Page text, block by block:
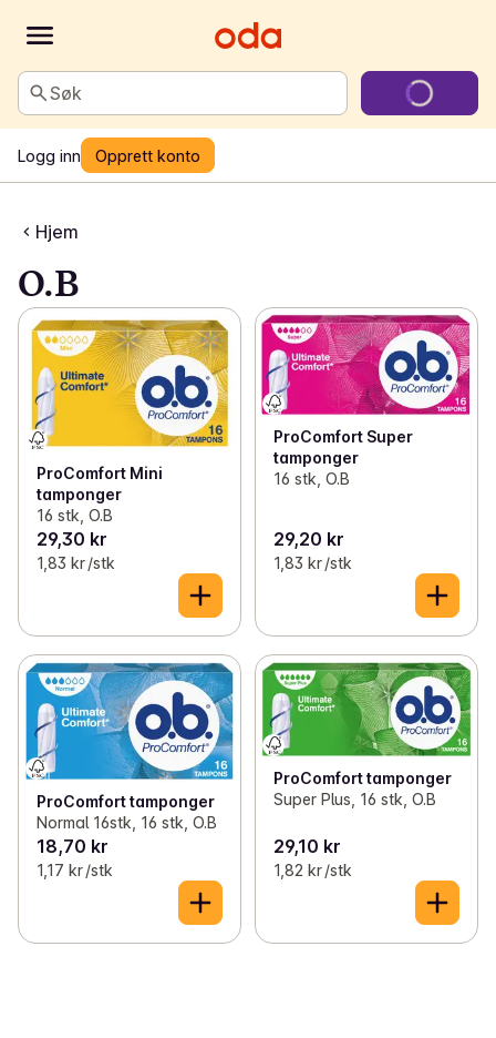
Søk
Logg inn Opprett konto
Hjem
O.B
ProComfort Mini
tamponger
16 stk, O.B
29,30 kr
1,83 kr /stk
ProComfort Super
tamponger
16 stk, O.B
29,20 kr
1,83 kr /stk
ProComfort tamponger
Normal 16stk, 16 stk, O.B
18,70 kr
1,17 kr /stk
ProComfort tamponger
Super Plus, 16 stk, O.B
29,10 kr
1,82 kr /stk